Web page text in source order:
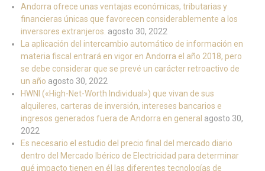
Andorra ofrece unas ventajas económicas, tributarias y
financieras únicas que favorecen considerablemente a los
inversores extranjeros. agosto 30, 2022
La aplicación del intercambio automático de información en
materia fiscal entrará en vigor en Andorra el año 2018, pero
se debe considerar que se prevé un carácter retroactivo de
un año agosto 30, 2022
HWNI («High-Net-Worth Individual») que vivan de sus
alquileres, carteras de inversión, intereses bancarios e
ingresos generados fuera de Andorra en general agosto 30,
2022
Es necesario el estudio del precio final del mercado diario
dentro del Mercado Ibérico de Electricidad para determinar
qué impacto tienen en él las diferentes tecnologías de